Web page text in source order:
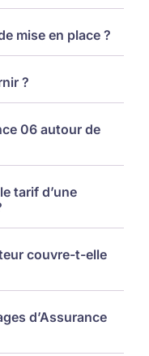
mise en place ?
?
06 autour de
tarif d’une
couvre-t-elle
d’Assurance